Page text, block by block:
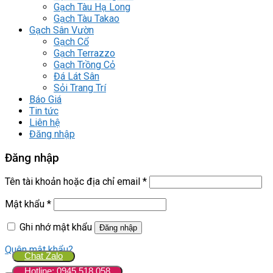
Chat Zalo
Hotline: 0945.518.058
Gạch Tàu Hạ Long
Gạch Tàu Takao
Gạch Sân Vườn
Gạch Cổ
Gạch Terrazzo
Gạch Trồng Cỏ
Đá Lát Sân
Sỏi Trang Trí
Báo Giá
Tin tức
Liên hệ
Đăng nhập
Đăng nhập
Tên tài khoản hoặc địa chỉ email *
Mật khẩu *
Ghi nhớ mật khẩu
Đăng nhập
Quên mật khẩu?